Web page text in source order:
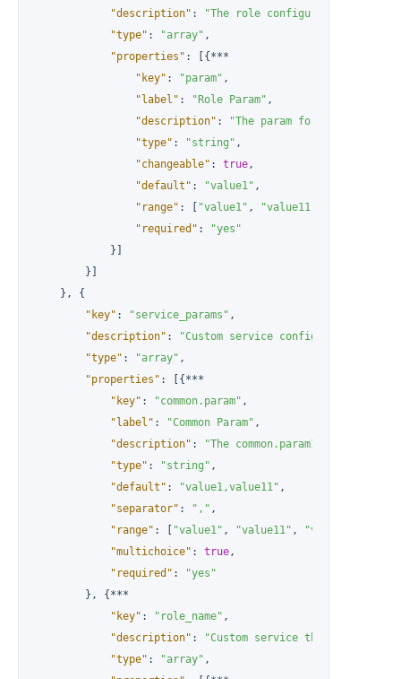
"description" :
"The role configuration
"type" : "array" ,
"properties" : { ***
"key" : "param" ,
"label" : "Role Param" ,
"description" :
"The param for all slave
"type" : "string" ,
"changeable" : true,
"default" : "value1" ,
"range" : "value1" , "value11"
"required" :
"yes"
}
}
} ,
{
"key" : "service_params" ,
"description" :
"Custom service configuration
"type" : "array" ,
"properties" : { ***
"key" : "common.param" ,
"label" : "Common Param" ,
"description" :
"The common.param1 for all
"type" : "string" ,
"default" : "value1,value11" ,
"separator" : "," ,
"range" : "value1" , "value11" , "value111"
"multichoice" : true,
"required" :
"yes"
} , { ***
"key" : "role_name" ,
"description" :
"Custom service the role
"type" : "array" ,